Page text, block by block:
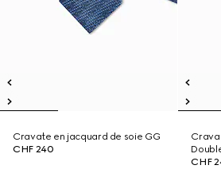
Cravate en jacquard de soie GG
CHF 240
CHF